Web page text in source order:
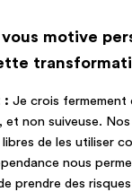
motive
: Je crois fermement
non suiveuse.
libres de les utiliser
nous
prendre des